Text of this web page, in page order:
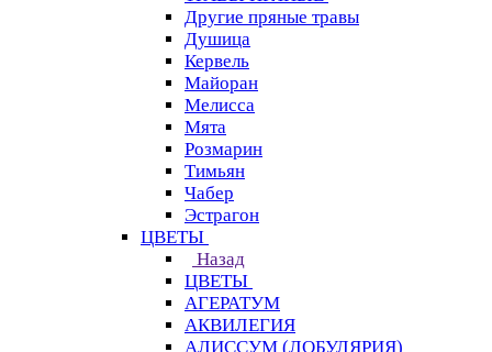
Другие пряные травы
Душица
Кервель
Майоран
Мелисса
Мята
Розмарин
Тимьян
Чабер
Эстрагон
ЦВЕТЫ
Назад
ЦВЕТЫ
АГЕРАТУМ
АКВИЛЕГИЯ
АЛИССУМ (ЛОБУЛЯРИЯ)